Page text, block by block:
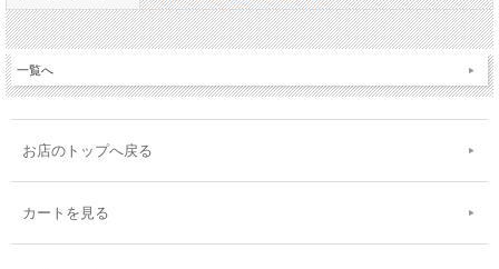
一覧へ
お店のトップへ戻る
カートを見る